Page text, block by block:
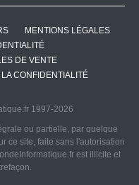
MENTIONS LÉGALES
DE VENTE
CONFIDENTIALITÉ
1997-2026
ou partielle, par quelque
ce site, faite sans l'autorisation
est illicite et